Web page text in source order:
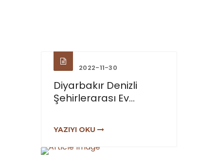
2022-11-30
Diyarbakır Denizli
Şehirlerarası Ev...
YAZIYI OKU